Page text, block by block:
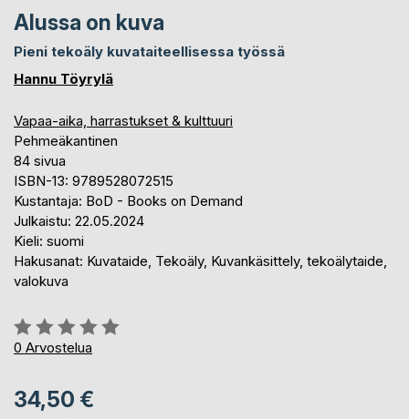
Alussa on kuva
Pieni tekoäly kuvataiteellisessa työssä
Hannu Töyrylä
Vapaa-aika, harrastukset & kulttuuri
Pehmeäkantinen
84 sivua
ISBN-13: 9789528072515
Kustantaja: BoD - Books on Demand
Julkaistu: 22.05.2024
Kieli: suomi
Hakusanat: Kuvataide, Tekoäly, Kuvankäsittely, tekoälytaide,
valokuva
Arvostelu::
0%
0 Arvostelua
34,50 €